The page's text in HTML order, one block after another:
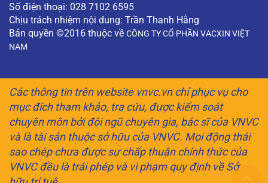
Số điện thoại: 028 7102 6595
Chịu trách nhiệm nội dung: Trần Thanh Hằng
Bản quyền ©2016 thuộc về CÔNG TY CỔ PHẦN VACXIN VIỆT
NAM
Các thông tin trên website vnvc.vn chỉ phục vụ cho
mục đích tham khảo, tra cứu, được kiểm soát
chuyên môn bởi đội ngũ chuyên gia, bác sĩ của VNVC
và là tài sản thuộc sở hữu của VNVC. Mọi động thái
sao chép chưa được sự chấp thuận chính thức của
VNVC đều là trái phép và vi phạm quy định về Sở